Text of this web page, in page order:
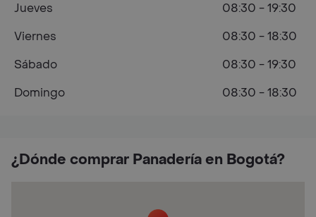
¿Dónde comprar Panadería en Bogotá?
Jueves
08:30 - 19:30
Viernes
08:30 - 18:30
Sábado
08:30 - 19:30
Domingo
08:30 - 18:30